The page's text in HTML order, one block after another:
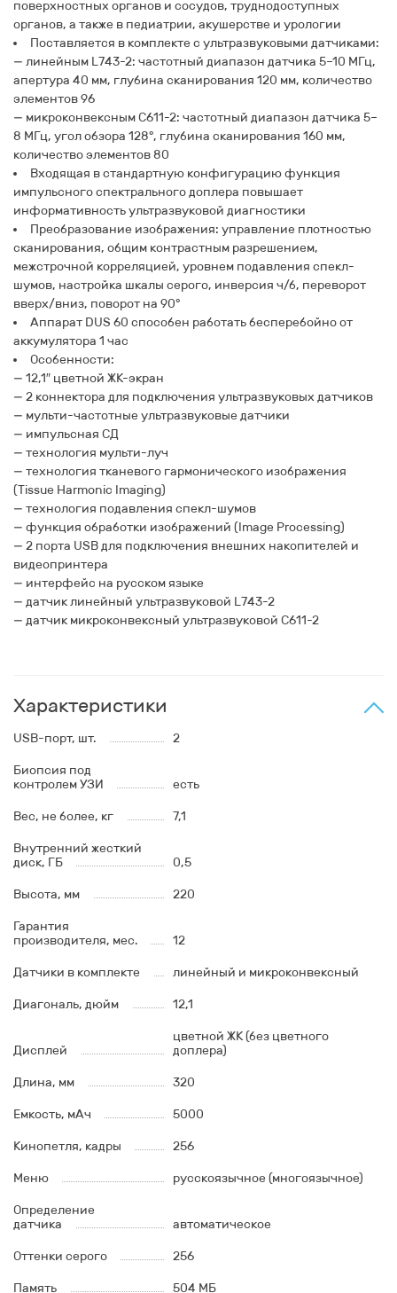
поверхностных органов и сосудов, труднодоступных
органов, а также в педиатрии, акушерстве и урологии
Поставляется в комплекте с ультразвуковыми датчиками:
— линейным L743-2: частотный диапазон датчика 5–10 МГц,
апертура 40 мм, глубина сканирования 120 мм, количество
элементов 96
— микроконвексным C611-2: частотный диапазон датчика 5–
8 МГц, угол обзора 128°, глубина сканирования 160 мм,
количество элементов 80
Входящая в стандартную конфигурацию функция
импульсного спектрального доплера повышает
информативность ультразвуковой диагностики
Преобразование изображения: управление плотностью
сканирования, общим контрастным разрешением,
межстрочной корреляцией, уровнем подавления спекл-
шумов, настройка шкалы серого, инверсия ч/б, переворот
вверх/вниз, поворот на 90°
Аппарат DUS 60 cпособен работать бесперебойно от
аккумулятора 1 час
Особенности:
— 12,1″ цветной ЖК-экран
— 2 коннектора для подключения ультразвуковых датчиков
— мульти-частотные ультразвуковые датчики
— импульсная СД
— технология мульти-луч
— технология тканевого гармонического изображения
(Tissue Harmonic Imaging)
— технология подавления спекл-шумов
— функция обработки изображений (Image Processing)
— 2 порта USB для подключения внешних накопителей и
видеопринтера
— интерфейс на русском языке
— датчик линейный ультразвуковой L743-2
— датчик микроконвексный ультразвуковой C611-2
Характеристики
USB-порт, шт. 2
Биопсия под
контролем УЗИ
есть
Вес, не более, кг 7,1
Внутренний жесткий
диск, ГБ
0,5
Высота, мм 220
Гарантия
производителя, мес.
12
Датчики в комплекте линейный и микроконвексный
Диагональ, дюйм 12,1
Дисплей
цветной ЖК (без цветного
доплера)
Длина, мм 320
Емкость, мАч 5000
Кинопетля, кадры 256
Меню русскоязычное (многоязычное)
Определение
датчика
автоматическое
Оттенки серого 256
Память 504 МБ